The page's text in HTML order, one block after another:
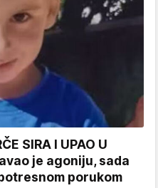
SIRA I UPAO U
je agoniju, sada
porukom